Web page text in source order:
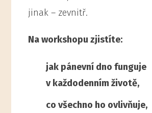
jinak – zevnitř.
Na workshopu zjistíte:
jak pánevní dno funguje
v každodenním životě,
co všechno ho ovlivňuje,